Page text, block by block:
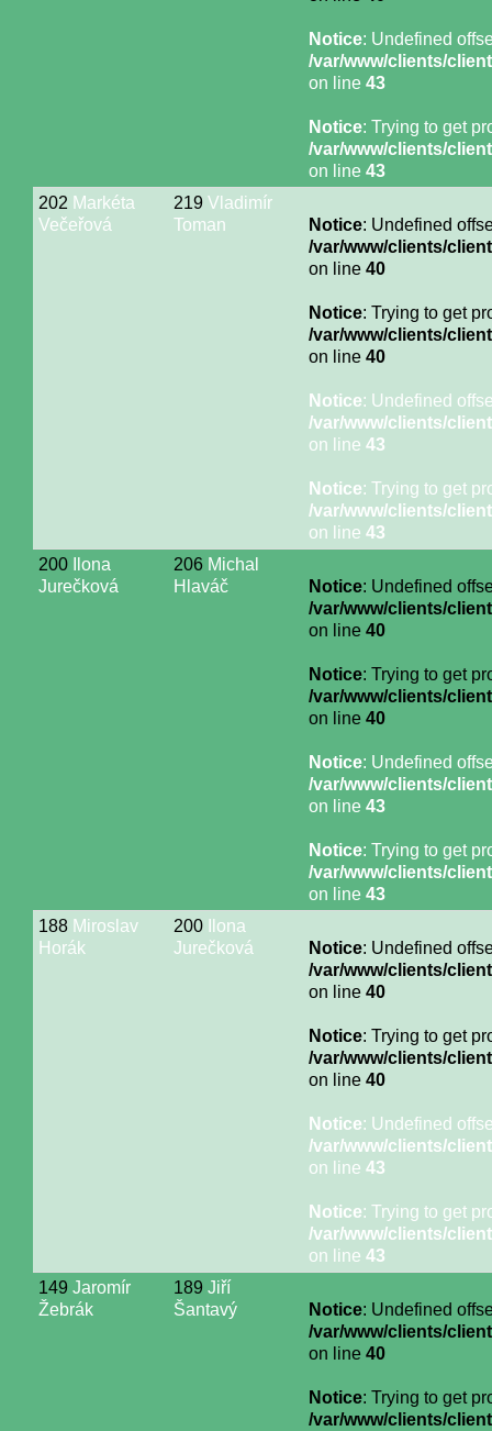
Notice: Undefined
/var/www/clients/
on line 43
Notice: Trying to get
/var/www/clients/
on line 43
202 Markéta
Večeřová
219 Vladimír
Toman
Notice: Undefined
/var/www/clients/
on line 40
Notice: Trying to get
/var/www/clients/
on line 40
Notice: Undefined
/var/www/clients/
on line 43
Notice: Trying to get
/var/www/clients/
on line 43
200
Ilona
Jurečková
206 Michal
Hlaváč
Notice: Undefined
/var/www/clients/
on line 40
Notice: Trying to get
/var/www/clients/
on line 40
Notice: Undefined
/var/www/clients/
on line 43
Notice: Trying to get
/var/www/clients/
on line 43
188 Miroslav
Horák
200
Ilona
Jurečková
Notice: Undefined
/var/www/clients/
on line 40
Notice: Trying to get
/var/www/clients/
on line 40
Notice: Undefined
/var/www/clients/
on line 43
Notice: Trying to get
/var/www/clients/
on line 43
149 Jaromír
Žebrák
189 Jiří
Šantavý
Notice: Undefined
/var/www/clients/
on line 40
Notice: Trying to get
/var/www/clients/